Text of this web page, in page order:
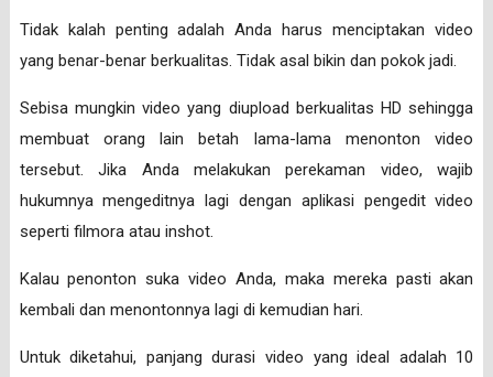
Tidak kalah penting adalah Anda harus menciptakan video
yang benar-benar berkualitas. Tidak asal bikin dan pokok jadi.
Sebisa mungkin video yang diupload berkualitas HD sehingga
membuat orang lain betah lama-lama menonton video
tersebut. Jika Anda melakukan perekaman video, wajib
hukumnya mengeditnya lagi dengan aplikasi pengedit video
seperti filmora atau inshot.
Kalau penonton suka video Anda, maka mereka pasti akan
kembali dan menontonnya lagi di kemudian hari.
Untuk diketahui, panjang durasi video yang ideal adalah 10